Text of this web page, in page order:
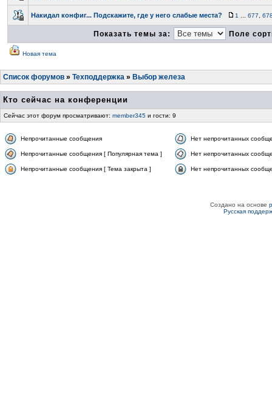
Накидал конфиг... Подскажите, где у него слабые места? 1 677
Показать темы за: Поле
Новая тема
Список форумов » Техподдержка » Выбор железа
Кто сейчас на конференции
Сейчас этот форум просматривают: member345 и гости: 9
Непрочитанные сообщения Нет непрочитанных
Непрочитанные сообщения [ Популярная тема ] Нет непрочитанных
Непрочитанные сообщения [ Тема закрыта ] Нет непрочитанных
Создано на основе
Русская